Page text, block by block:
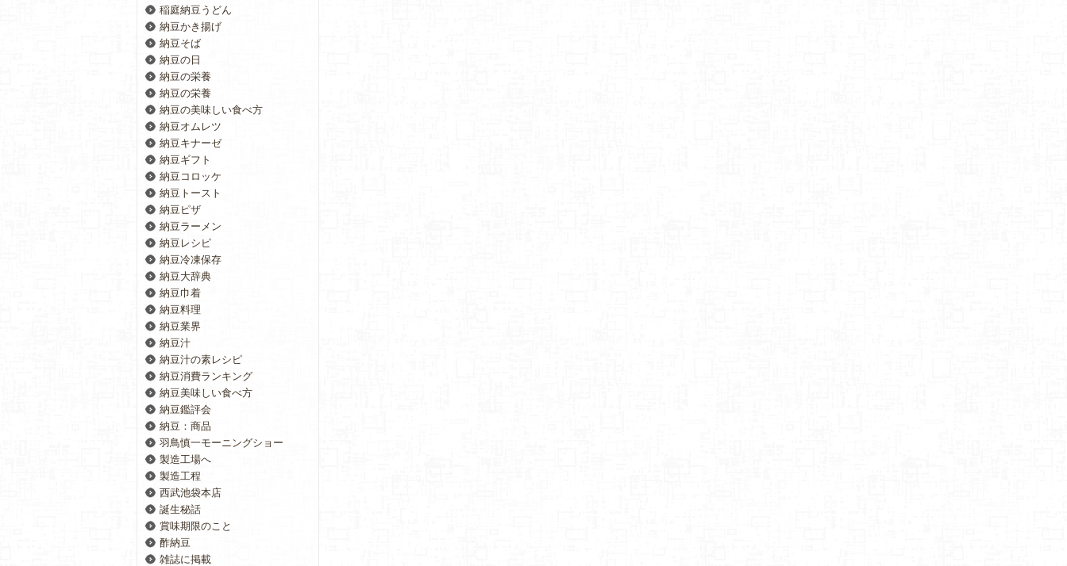
稲庭納豆うどん
納豆かき揚げ
納豆そば
納豆の日
納豆の栄養
納豆の栄養
納豆の美味しい食べ方
納豆オムレツ
納豆キナーゼ
納豆ギフト
納豆コロッケ
納豆トースト
納豆ピザ
納豆ラーメン
納豆レシピ
納豆冷凍保存
納豆大辞典
納豆巾着
納豆料理
納豆業界
納豆汁
納豆汁の素レシピ
納豆消費ランキング
納豆美味しい食べ方
納豆鑑評会
納豆：商品
羽鳥慎一モーニングショー
製造工場へ
製造工程
西武池袋本店
誕生秘話
賞味期限のこと
酢納豆
雑誌に掲載